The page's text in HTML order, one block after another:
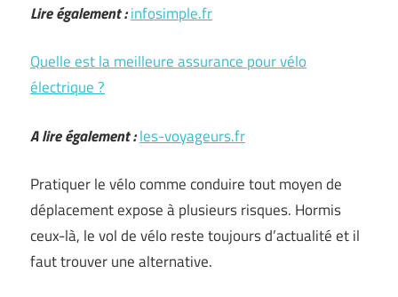
Lire également :infosimple.fr
Quelle est la meilleure assurance pour vélo
électrique ?
A lire également :les-voyageurs.fr
Pratiquer le vélo comme conduire tout moyen de
déplacement expose à plusieurs risques. Hormis
ceux-là, le vol de vélo reste toujours d’actualité et il
faut trouver une alternative.